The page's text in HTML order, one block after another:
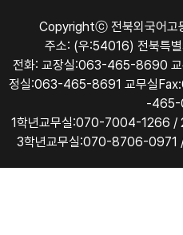
Copyrightⓒ 전북외국어고
주소: (우:54016) 전북특
전화: 교장실:063-465-8690
정실:063-465-8691 교무실
-465-
1학년교무실:070-7004-1266
3학년교무실:070-8706-